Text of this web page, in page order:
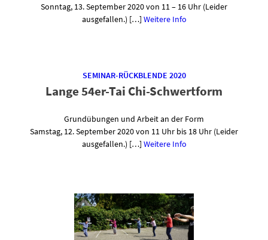
Sonntag, 13. September 2020 von 11 – 16 Uhr (Leider
ausgefallen.) […] Weitere Info
SEMINAR-RÜCKBLENDE 2020
Lange 54er-Tai Chi-Schwertform
Grundübungen und Arbeit an der Form
Samstag, 12. September 2020 von 11 Uhr bis 18 Uhr (Leider
ausgefallen.) […] Weitere Info